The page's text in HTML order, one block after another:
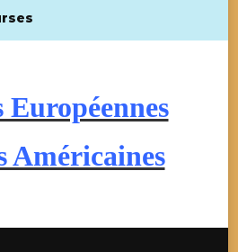
Européennes
Américaines